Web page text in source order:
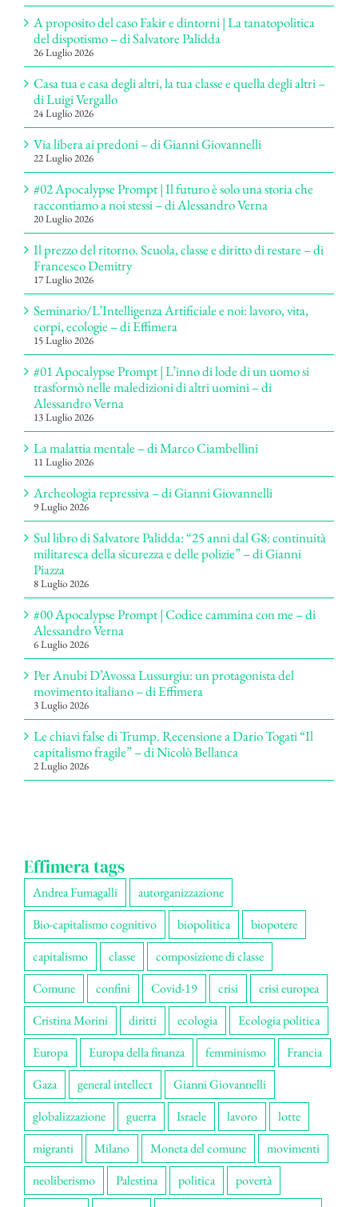
A proposito del caso Fakir e dintorni | La tanatopolitica
del dispotismo – di Salvatore Palidda
26 Luglio 2026
Casa tua e casa degli altri, la tua classe e quella degli altri –
di Luigi Vergallo
24 Luglio 2026
Via libera ai predoni – di Gianni Giovannelli
22 Luglio 2026
#02 Apocalypse Prompt | Il futuro è solo una storia che
raccontiamo a noi stessi – di Alessandro Verna
20 Luglio 2026
Il prezzo del ritorno. Scuola, classe e diritto di restare – di
Francesco Demitry
17 Luglio 2026
Seminario/L’Intelligenza Artificiale e noi: lavoro, vita,
corpi, ecologie – di Effimera
15 Luglio 2026
#01 Apocalypse Prompt | L’inno di lode di un uomo si
trasformò nelle maledizioni di altri uomini – di
Alessandro Verna
13 Luglio 2026
La malattia mentale – di Marco Ciambellini
11 Luglio 2026
Archeologia repressiva – di Gianni Giovannelli
9 Luglio 2026
Sul libro di Salvatore Palidda: “25 anni dal G8: continuità
militaresca della sicurezza e delle polizie” – di Gianni
Piazza
8 Luglio 2026
#00 Apocalypse Prompt | Codice cammina con me – di
Alessandro Verna
6 Luglio 2026
Per Anubi D’Avossa Lussurgiu: un protagonista del
movimento italiano – di Effimera
3 Luglio 2026
Le chiavi false di Trump. Recensione a Dario Togati “Il
capitalismo fragile” – di Nicolò Bellanca
2 Luglio 2026
Effimera tags
Andrea Fumagalli
autorganizzazione
Bio-capitalismo cognitivo
biopolitica
biopotere
capitalismo
classe
composizione di classe
Comune
confini Covid-19 crisi
crisi europea
Cristina Morini
diritti ecologia
Ecologia politica
Europa
Europa della finanza femminismo
Francia
Gaza
general intellect
Gianni Giovannelli
globalizzazione
guerra Israele lavoro
lotte
migranti
Milano Moneta del comune
movimenti
neoliberismo
Palestina politica
povertà